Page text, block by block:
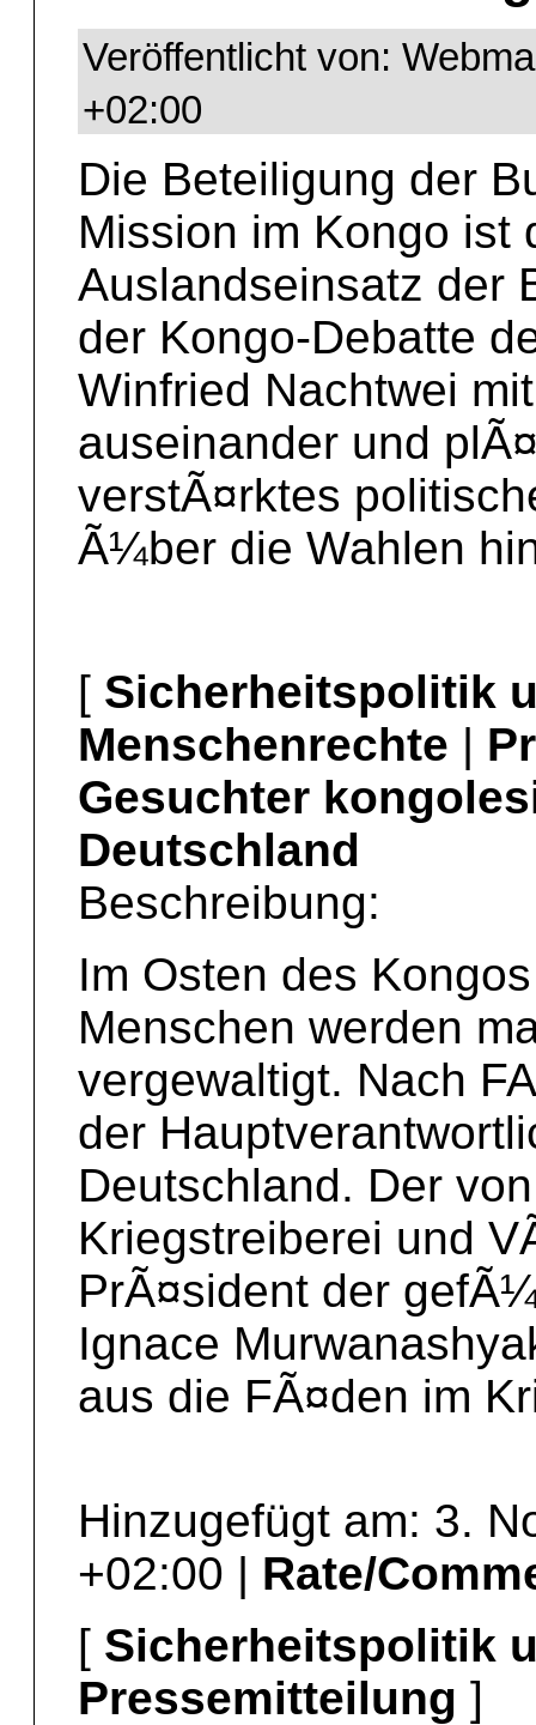
Veröffentlicht von:
+02:00
Die Beteiligung der
Mission im Kongo ist
Auslandseinsatz der
der Kongo-Debatte
Winfried Nachtwei
auseinander und
verstÃ¤rktes
Ã¼ber die Wahlen
[ Sicherheitspolitik
Menschenrechte |
Gesuchter
Deutschland
Beschreibung:
Im Osten des
Menschen werden
vergewaltigt. Nach
der
Deutschland. Der
Kriegstreiberei und
PrÃ¤sident der
Ignace
aus die FÃ¤den im
Hinzugefügt am: 3.
+02:00 | Rate/
[ Sicherheitspolitik
Pressemitteilung ]